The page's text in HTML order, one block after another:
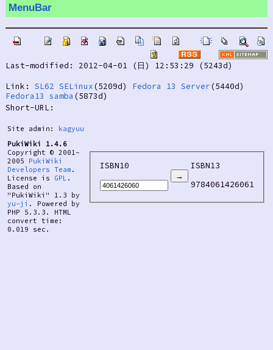
MenuBar
Last-modified: 2012-04-01 (日) 12:53:29 (5243d)
Link: SL62 SELinux (5209d) Fedora 13 Server (5440d)
Fedora13 samba (5873d)
Short-URL:
Site admin:
kagyuu
PukiWiki 1.4.6
Copyright © 2001-
2005 PukiWiki
Developers Team .
License is GPL .
Based on
"PukiWiki" 1.3 by
yu-ji . Powered by
PHP 5.3.3. HTML
convert time:
0.019 sec.
ISBN10
ISBN13
9784061426061